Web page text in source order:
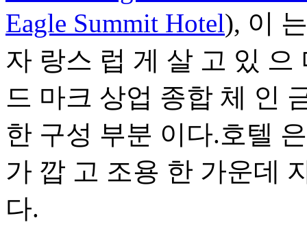
Eagle Summit Hotel), 이
자 랑스 럽 게 살 고 있
드 마크 상업 종합 체 인
한 구성 부분 이다.호텔
가 깝 고 조용 한 가운데
다.